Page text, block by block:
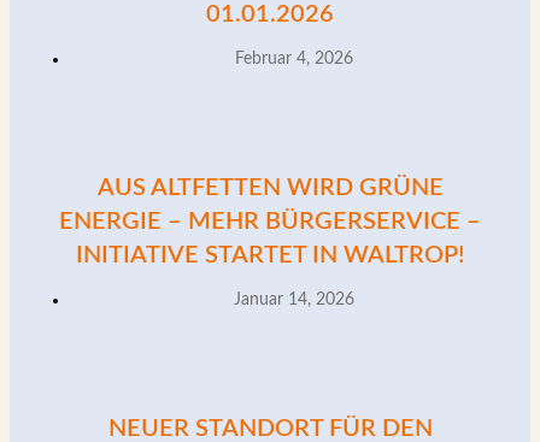
01.01.2026
Februar 4, 2026
AUS ALTFETTEN WIRD GRÜNE
ENERGIE – MEHR BÜRGERSERVICE –
INITIATIVE STARTET IN WALTROP!
Januar 14, 2026
NEUER STANDORT FÜR DEN